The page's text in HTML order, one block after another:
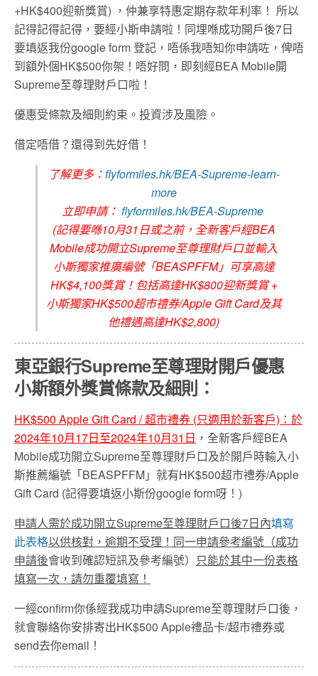
+HK$400迎新獎賞) ，仲兼享特惠定期存款年利率！ 所以
記得記得記得，要經小斯申請啦！同埋喺成功開戶後7日
要填返我份google form 登記，唔係我唔知你申請咗，俾唔
到額外個HK$500你架！唔好問，即刻經BEA Mobile開
Supreme至尊理財戶口啦！
優惠受條款及細則約束。投資涉及風險。
借定唔借？還得到先好借！
了解更多：flyformiles.hk/BEA-Supreme-learn-
more
立即申請： flyformiles.hk/BEA-Supreme
(記得要喺10月31日或之前，全新客戶經BEA
Mobile成功開立Supreme至尊理財戶口並輸入
小斯獨家推廣編號「BEASPFFM」可享高達
HK$4,100獎賞！包括高達HK$800迎新獎賞 +
小斯獨家HK$500超市禮券/Apple Gift Card及其
他禮遇高達HK$2,800)
東亞銀行Supreme至尊理財開戶優惠
小斯額外獎賞條款及細則：
HK$500 Apple Gift Card / 超市禮券 (只適用於新客戶) ： 於
2024年10月17日至2024年10月31日 ，全新客戶經BEA
Mobile成功開立Supreme至尊理財戶口及於開戶時輸入小
斯推薦編號「BEASPFFM」就有HK$500超市禮券/Apple
Gift Card (記得要填返小斯份google form呀！)
申請人需於成功開立Supreme至尊理財戶口後7日內填寫
此表格以供核對，逾期不受理！同一申請參考編號（成功
申請後會收到確認短訊及參考編號） 只能於其中一份表格
填寫一次，請勿重覆填寫！
一經confirm你係經我成功申請Supreme至尊理財戶口後，
就會聯絡你安排寄出HK$500 Apple禮品卡/超市禮券或
send去你email！